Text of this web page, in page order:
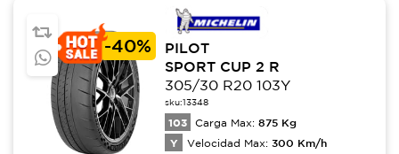
-40%
PILOT
SPORT CUP 2 R
305/30 R20 103Y
sku:13348
103 Carga Max: 875 Kg
Y Velocidad Max: 300 Km/h